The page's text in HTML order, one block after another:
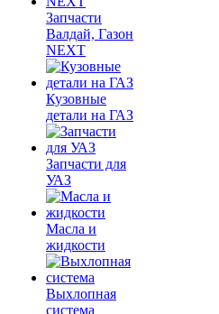
Запчасти
Валдай, Газон
NEXT
Кузовные
детали на ГАЗ
Запчасти для
УАЗ
Масла и
жидкости
Выхлопная
система